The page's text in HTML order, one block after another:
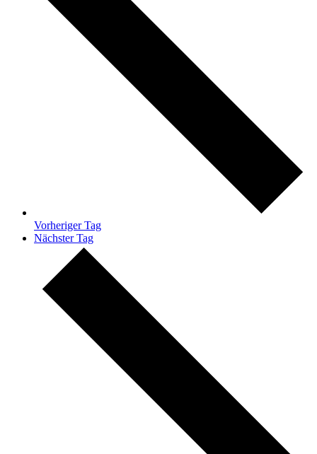
Vorheriger Tag
Nächster Tag